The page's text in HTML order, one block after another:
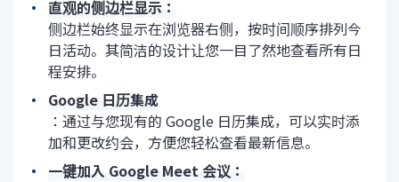
直观的侧边栏显示：
侧边栏始终显示在浏览器右侧，按时间顺序排列今
日活动。其简洁的设计让您一目了然地查看所有日
程安排。
Google 日历集成
：通过与您现有的 Google 日历集成，可以实时添
加和更改约会，方便您轻松查看最新信息。
一键加入 Google Meet 会议：